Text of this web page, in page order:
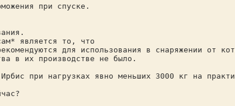
при спуске.
является то, что
для использования в снаряжении от
в их производстве не было.
при нагрузках явно меньших 3000 кг на